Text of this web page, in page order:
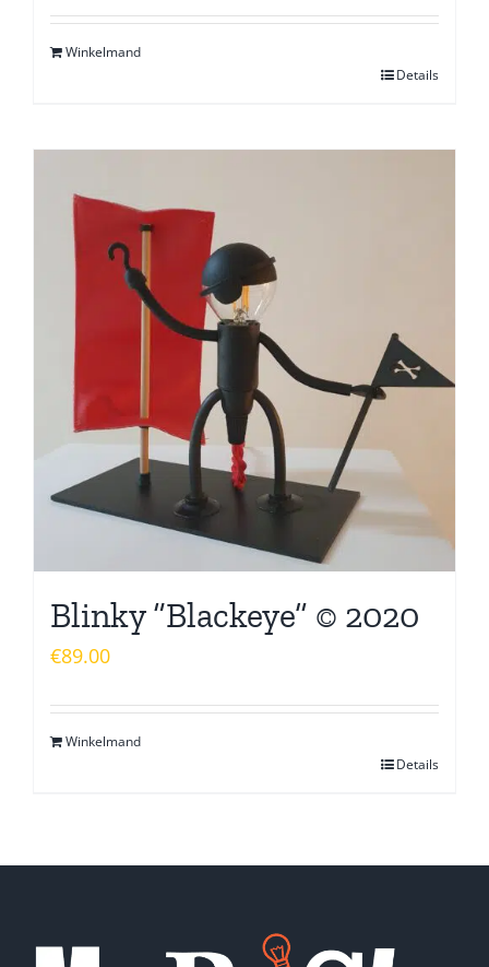
Winkelmand
Details
Blinky “Blackeye” © 2020
€89.00
Winkelmand
Details